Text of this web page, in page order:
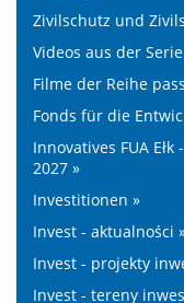
Zivilschutz und
Videos aus der
Filme der Reihe
Fonds für die
Innovatives FUA
2027 »
Investitionen »
Invest - aktualności
Invest - projekty
Invest - tereny